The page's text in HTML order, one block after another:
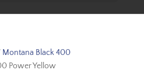
Montana Black 400
Power Yellow